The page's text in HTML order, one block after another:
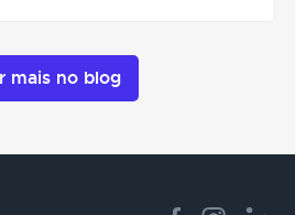
mais no blog